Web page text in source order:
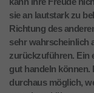
sie an lautstark zu
Richtung des
sehr wahrscheinlich
zurückzuführen. Ein
gut handeln können.
durchaus möglich,